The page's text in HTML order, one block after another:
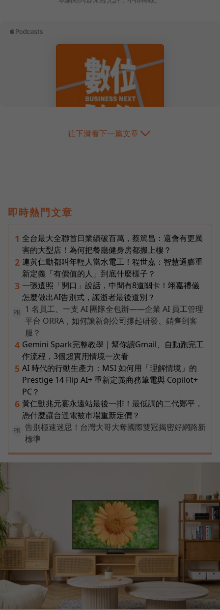
往下滑看下一篇文章
即時熱門文章
1 全台最大全聯首日業績破百萬，蔡篤昌：還會有更厲
害的大型店！為何把餐廳健身房都搬上樓？
2 連黃仁勳都叫年輕人當水電工！程世嘉：智慧通膨重
新定義「有價值的人」到底什麼樣子？
3 一張遺照「開口」說話，中間有8道關卡！翊嘉禮儀
怎麼做出AI告別式，讓逝者最後道別？
PR
1 名員工、一支 AI 團隊全包辦——企業 AI 員工管理
平台 ORRA，如何讓新創公司撐起研發、銷售到客
服？
4 Gemini Spark完整教學｜幫你讀Gmail、自動跑完工
作流程，3個超實用情境一次看
5 AI 時代的行動生產力：MSI 如何用「理解情境」的
Prestige 14 Flip AI+ 重新定義商務筆電與 Copilot+
PC？
6 黃仁勳兆元宴永遠站最後一排！最低調的二代鄭平，
憑什麼讓台達電被市場重新定價？
PR
告別極速迷思！台灣大哥大奪國際雙冠揭密好網路新
標準